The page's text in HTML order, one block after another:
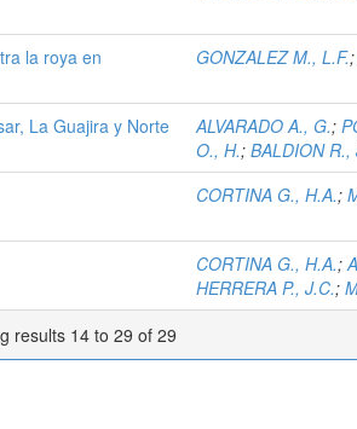
la roya en
GONZALEZ M., L.F.;
La Guajira y Norte
ALVARADO A., G.;
O., H.; BALDION R.,
CORTINA G., H.A.;
CORTINA G., H.A.;
HERRERA P., J.C.;
results 14 to 29 of 29